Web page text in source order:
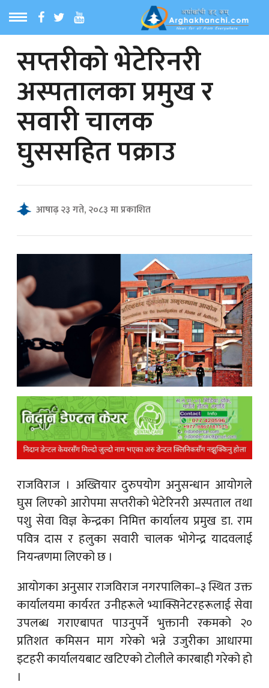
MENU
समाचार
News
सप्तरीको भेटेरिनरी
अस्पतालका प्रमुख र
सवारी चालक
घुससहित पक्राउ
आषाढ़ २३ गते, २०८३ मा प्रकाशित
राजविराज । अख्तियार दुरुपयोग अनुसन्धान आयोगले
घुस लिएको आरोपमा सप्तरीको भेटेरिनरी अस्पताल तथा
पशु सेवा विज्ञ केन्द्रका निमित्त कार्यालय प्रमुख डा. राम
पवित्र दास र हलुका सवारी चालक भोगेन्द्र यादवलाई
नियन्त्रणमा लिएको छ ।
आयोगका अनुसार राजविराज नगरपालिका–३ स्थित उक्त
कार्यालयमा कार्यरत उनीहरूले भ्याक्सिनेटरहरूलाई सेवा
उपलब्ध गराएबापत पाउनुपर्ने भुक्तानी रकमको २०
प्रतिशत कमिसन माग गरेको भन्ने उजुरीका आधारमा
इटहरी कार्यालयबाट खटिएको टोलीले कारबाही गरेको हो
।